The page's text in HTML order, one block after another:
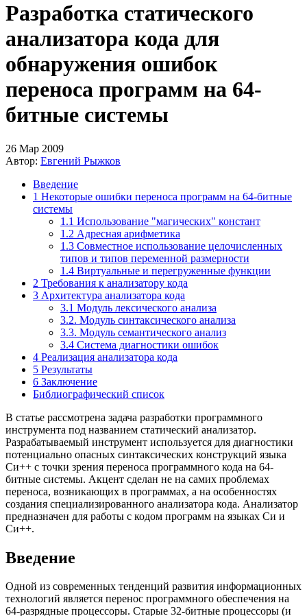
Разработка статического
анализатора кода для
обнаружения ошибок
переноса программ на 64-
битные системы
26 Мар 2009
Автор: Евгений Рыжков
Введение
1 Некоторые ошибки переноса программ на 64-битные
системы
1.1 Использование "магических" констант
1.2 Адресная арифметика
1.3 Совместное использование целочисленных
типов и типов переменной размерности
1.4 Виртуальные и перегруженные функции
2 Требования к анализатору кода
3 Архитектура анализатора кода
3.1 Модуль лексического анализа
3.2. Модуль синтаксического анализа
3.3. Модуль семантического анализ
3.4 Система диагностики ошибок
4 Реализация анализатора кода
5 Результаты
6 Заключение
Библиографический список
В статье рассмотрена задача разработки программного
инструмента под названием статический анализатор.
Разрабатываемый инструмент используется для диагностики
потенциально опасных синтаксических конструкций языка
Си++ с точки зрения переноса программного кода на 64-
битные системы. Акцент сделан не на самих проблемах
переноса, возникающих в программах, а на особенностях
создания специализированного анализатора кода. Анализатор
предназначен для работы с кодом программ на языках Си и
Си++.
Введение
Одной из современных тенденций развития информационных
технологий является перенос программного обеспечения на
64-разрядные процессоры. Старые 32-битные процессоры (и